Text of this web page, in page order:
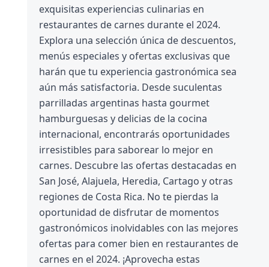
exquisitas experiencias culinarias en
restaurantes de carnes durante el 2024.
Explora una selección única de descuentos,
menús especiales y ofertas exclusivas que
harán que tu experiencia gastronómica sea
aún más satisfactoria. Desde suculentas
parrilladas argentinas hasta gourmet
hamburguesas y delicias de la cocina
internacional, encontrarás oportunidades
irresistibles para saborear lo mejor en
carnes. Descubre las ofertas destacadas en
San José, Alajuela, Heredia, Cartago y otras
regiones de Costa Rica. No te pierdas la
oportunidad de disfrutar de momentos
gastronómicos inolvidables con las mejores
ofertas para comer bien en restaurantes de
carnes en el 2024. ¡Aprovecha estas